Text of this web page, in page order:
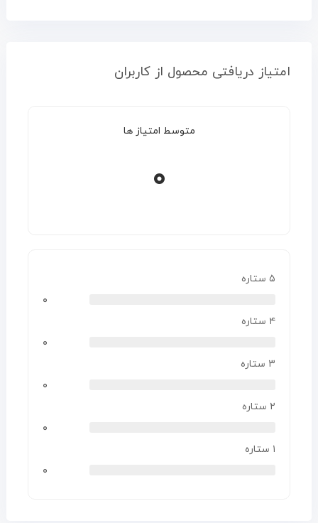
امتیاز دریافتی محصول از کاربران
متوسط امتیاز ها
۰
۵ ستاره
۰
۴ ستاره
۰
۳ ستاره
۰
۲ ستاره
۰
۱ ستاره
۰